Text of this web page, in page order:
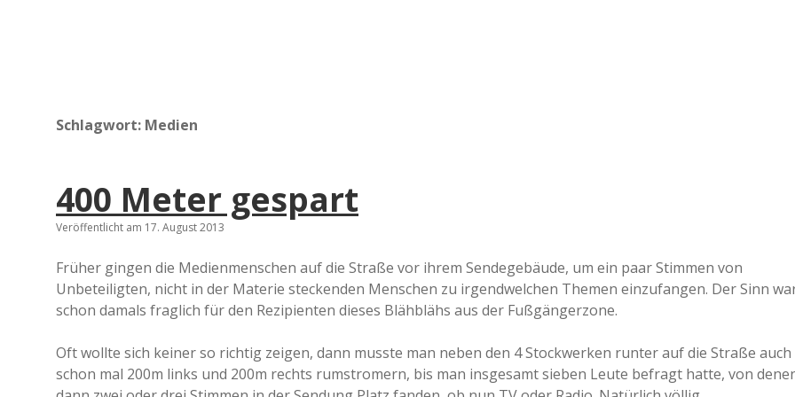
d
e
Schlagwort: Medien
400 Meter gespart
Veröffentlicht am 17. August 2013
Früher gingen die Medienmenschen auf die Straße vor ihrem Sendegebäude, um ein paar Stimmen von
Unbeteiligten, nicht in der Materie steckenden Menschen zu irgendwelchen Themen einzufangen. Der Sinn
schon damals fraglich für den Rezipienten dieses Blähblähs aus der Fußgängerzone.
Oft wollte sich keiner so richtig zeigen, dann musste man neben den 4 Stockwerken runter auf die Straße auch
schon mal 200m links und 200m rechts rumstromern, bis man insgesamt sieben Leute befragt hatte, von